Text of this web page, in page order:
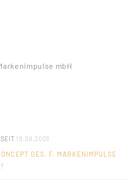
mbH
19.09.2003
GES. F. MARKENIMPULSE